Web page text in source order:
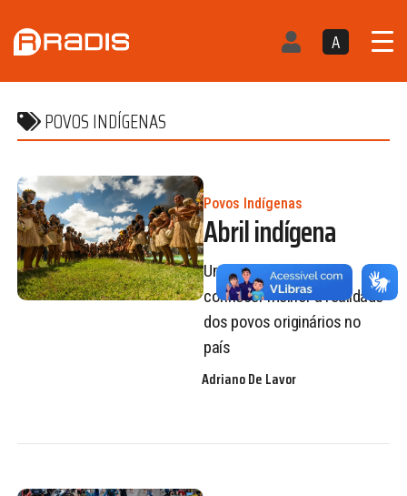
A
POVOS INDÍGENAS
Povos Indígenas
Abril indígena
Um guia recente para
conhecer melhor a realidade
dos povos originários no
país
Adriano De Lavor